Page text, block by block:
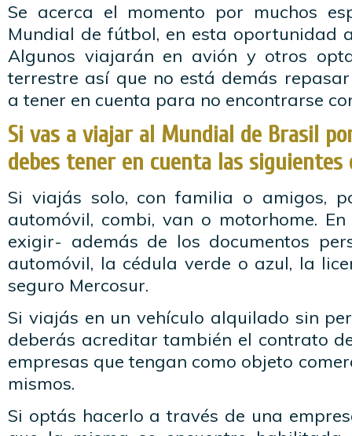
Se acerca el momento por muchos
Mundial de fútbol, en esta oportunidad
Algunos viajarán en avión y otros
terrestre así que no está demás
a tener en cuenta para no encontrarse
Si vas a viajar al Mundial de Brasil
debes tener en cuenta las siguientes
Si viajás solo, con familia o amigos,
automóvil, combi, van o motorhome.
exigir- además de los documentos
automóvil, la cédula verde o azul, la
seguro Mercosur.
Si viajás en un vehículo alquilado sin
deberás acreditar también el contrato
empresas que tengan como objeto
mismos.
Si optás hacerlo a través de una